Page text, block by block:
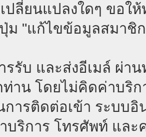
ปลี่ยนแปลงใดๆ ขอใ
ม "แก้ไขข้อมูลสมาชิ
รรับ และส่งอีเมล์ ผ่า
าน โดยไม่คิดค่าบริก
ารติดต่อเข้า ระบบอิ
บริการ โทรศัพท์ และ